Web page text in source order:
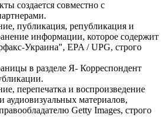
создается совместно с
публикация, републикация и
информации, которое содержит
Украина", EPA / UPG, строго
в разделе Я- Корреспондент
перепечатка и воспроизведение
аудиовизуальных материалов,
Getty Images, строго